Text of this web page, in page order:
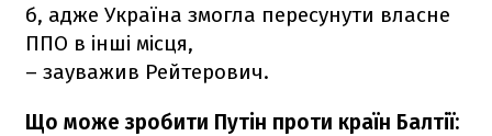
б, адже Україна змогла пересунути власне
ППО в інші місця,
– зауважив Рейтерович.
Що може зробити Путін проти країн Балтії: